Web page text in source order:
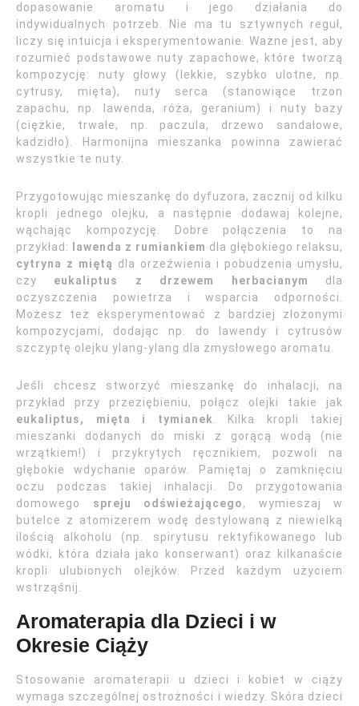
dopasowanie aromatu i jego działania do
indywidualnych potrzeb. Nie ma tu sztywnych reguł,
liczy się intuicja i eksperymentowanie. Ważne jest, aby
rozumieć podstawowe nuty zapachowe, które tworzą
kompozycję: nuty głowy (lekkie, szybko ulotne, np.
cytrusy, mięta), nuty serca (stanowiące trzon
zapachu, np. lawenda, róża, geranium) i nuty bazy
(ciężkie, trwałe, np. paczula, drzewo sandałowe,
kadzidło). Harmonijna mieszanka powinna zawierać
wszystkie te nuty.
Przygotowując mieszankę do dyfuzora, zacznij od kilku
kropli jednego olejku, a następnie dodawaj kolejne,
wąchając kompozycję. Dobre połączenia to na
przykład:
lawenda z rumiankiem dla głębokiego relaksu,
cytryna z miętą dla orzeźwienia i pobudzenia umysłu,
czy eukaliptus z drzewem herbacianym
dla
oczyszczenia powietrza i wsparcia odporności.
Możesz też eksperymentować z bardziej złożonymi
kompozycjami, dodając np. do lawendy i cytrusów
szczyptę olejku ylang-ylang dla zmysłowego aromatu.
Jeśli chcesz stworzyć mieszankę do inhalacji, na
przykład przy przeziębieniu, połącz olejki takie jak
eukaliptus, mięta i tymianek . Kilka kropli takiej
mieszanki dodanych do miski z gorącą wodą (nie
wrzątkiem!) i przykrytych ręcznikiem, pozwoli na
głębokie wdychanie oparów. Pamiętaj o zamknięciu
oczu podczas takiej inhalacji. Do przygotowania
domowego spreju odświeżającego, wymieszaj w
butelce z atomizerem wodę destylowaną z niewielką
ilością alkoholu (np. spirytusu rektyfikowanego lub
wódki, która działa jako konserwant) oraz kilkanaście
kropli ulubionych olejków. Przed każdym użyciem
wstrząśnij.
Aromaterapia dla Dzieci i w
Okresie Ciąży
Stosowanie aromaterapii u dzieci i kobiet w ciąży
wymaga szczególnej ostrożności i wiedzy. Skóra dzieci